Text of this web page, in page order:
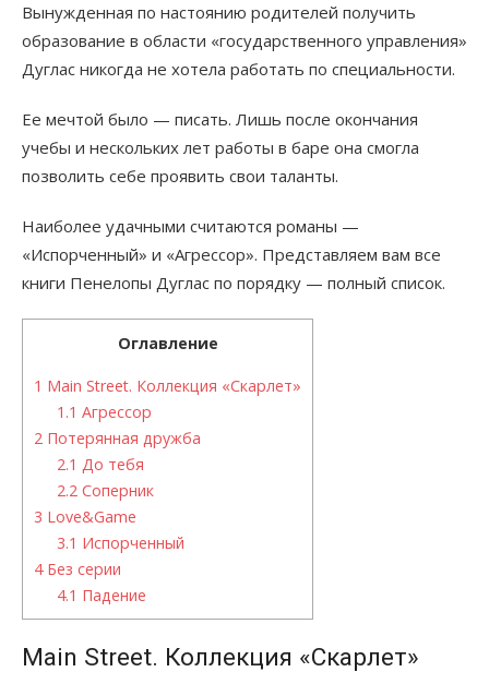
Вынужденная по настоянию родителей получить
образование в области «государственного управления»
Дуглас никогда не хотела работать по специальности.
Ее мечтой было — писать. Лишь после окончания
учебы и нескольких лет работы в баре она смогла
позволить себе проявить свои таланты.
Наиболее удачными считаются романы —
«Испорченный» и «Агрессор». Представляем вам все
книги Пенелопы Дуглас по порядку — полный список.
Оглавление
1 Main Street. Коллекция «Скарлет»
1.1 Агрессор
2 Потерянная дружба
2.1 До тебя
2.2 Соперник
3 Love&Game
3.1 Испорченный
4Без серии
4.1 Падение
Main Street. Коллекция «Скарлет»